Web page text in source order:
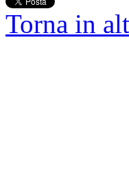
Torna in